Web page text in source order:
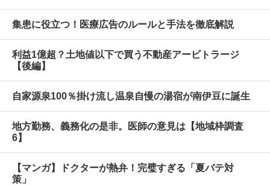
集患に役立つ！医療広告のルールと手法を徹底解説
利益1億超？土地値以下で買う不動産アービトラージ
【後編】
自家源泉100％掛け流し温泉自慢の湯宿が南伊豆に誕生
地方勤務、義務化の是非。医師の意見は【地域枠調査
6】
【マンガ】ドクターが熱弁！完璧すぎる「夏バテ対
策」